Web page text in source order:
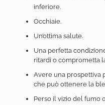
inferiore.
Occhiaie.
Un’ottima salute.
Una perfetta
ritardi o comprometta
Avere una prospettiva
che può ottenere la
Perso il vizio del fumo